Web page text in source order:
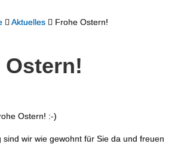
Aktuelles Frohe Ostern!
Ostern!
Ostern! :-)
sind wir wie gewohnt für Sie da und freuen